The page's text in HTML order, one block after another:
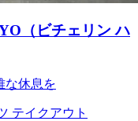
（ビチェリン ハ
な休息を
テイクアウト